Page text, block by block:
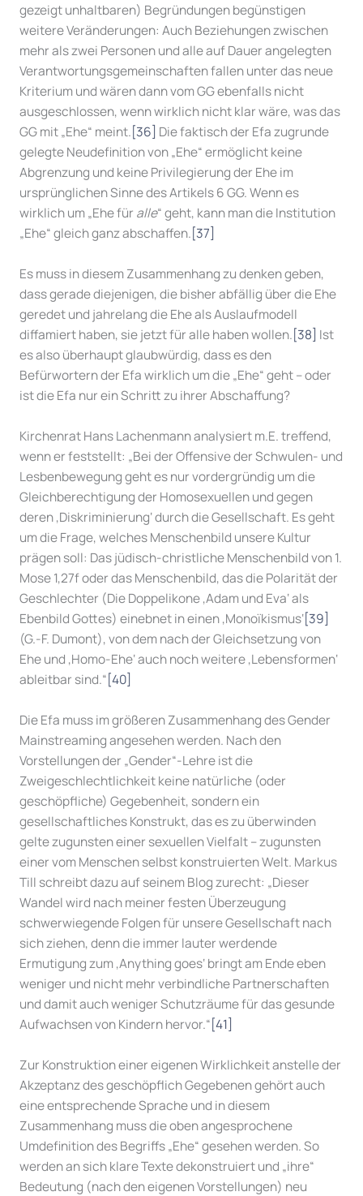
gezeigt unhaltbaren) Begründungen begünstigen
weitere Veränderungen: Auch Beziehungen zwischen
mehr als zwei Personen und alle auf Dauer angelegten
Verantwortungsgemeinschaften fallen unter das neue
Kriterium und wären dann vom GG ebenfalls nicht
ausgeschlossen, wenn wirklich nicht klar wäre, was das
GG mit „Ehe“ meint.[36] Die faktisch der Efa zugrunde
gelegte Neudefinition von „Ehe“ ermöglicht keine
Abgrenzung und keine Privilegierung der Ehe im
ursprünglichen Sinne des Artikels 6 GG. Wenn es
wirklich um „Ehe für alle“ geht, kann man die Institution
„Ehe“ gleich ganz abschaffen.[37]
Es muss in diesem Zusammenhang zu denken geben,
dass gerade diejenigen, die bisher abfällig über die Ehe
geredet und jahrelang die Ehe als Auslaufmodell
diffamiert haben, sie jetzt für alle haben wollen.[38] Ist
es also überhaupt glaubwürdig, dass es den
Befürwortern der Efa wirklich um die „Ehe“ geht – oder
ist die Efa nur ein Schritt zu ihrer Abschaffung?
Kirchenrat Hans Lachenmann analysiert m.E. treffend,
wenn er feststellt: „Bei der Offensive der Schwulen- und
Lesbenbewegung geht es nur vordergründig um die
Gleichberechtigung der Homosexuellen und gegen
deren ‚Diskriminierung‘ durch die Gesellschaft. Es geht
um die Frage, welches Menschenbild unsere Kultur
prägen soll: Das jüdisch-christliche Menschenbild von 1.
Mose 1,27f oder das Menschenbild, das die Polarität der
Geschlechter (Die Doppelikone ‚Adam und Eva‘ als
Ebenbild Gottes) einebnet in einen ‚Monoïkismus‘[39]
(G.-F. Dumont), von dem nach der Gleichsetzung von
Ehe und ‚Homo-Ehe‘ auch noch weitere ‚Lebensformen‘
ableitbar sind.“[40]
Die Efa muss im größeren Zusammenhang des Gender
Mainstreaming angesehen werden. Nach den
Vorstellungen der „Gender“-Lehre ist die
Zweigeschlechtlichkeit keine natürliche (oder
geschöpfliche) Gegebenheit, sondern ein
gesellschaftliches Konstrukt, das es zu überwinden
gelte zugunsten einer sexuellen Vielfalt – zugunsten
einer vom Menschen selbst konstruierten Welt. Markus
Till schreibt dazu auf seinem Blog zurecht: „Dieser
Wandel wird nach meiner festen Überzeugung
schwerwiegende Folgen für unsere Gesellschaft nach
sich ziehen, denn die immer lauter werdende
Ermutigung zum ‚Anything goes‘ bringt am Ende eben
weniger und nicht mehr verbindliche Partnerschaften
und damit auch weniger Schutzräume für das gesunde
Aufwachsen von Kindern hervor.“[41]
Zur Konstruktion einer eigenen Wirklichkeit anstelle der
Akzeptanz des geschöpflich Gegebenen gehört auch
eine entsprechende Sprache und in diesem
Zusammenhang muss die oben angesprochene
Umdefinition des Begriffs „Ehe“ gesehen werden. So
werden an sich klare Texte dekonstruiert und „ihre“
Bedeutung (nach den eigenen Vorstellungen) neu